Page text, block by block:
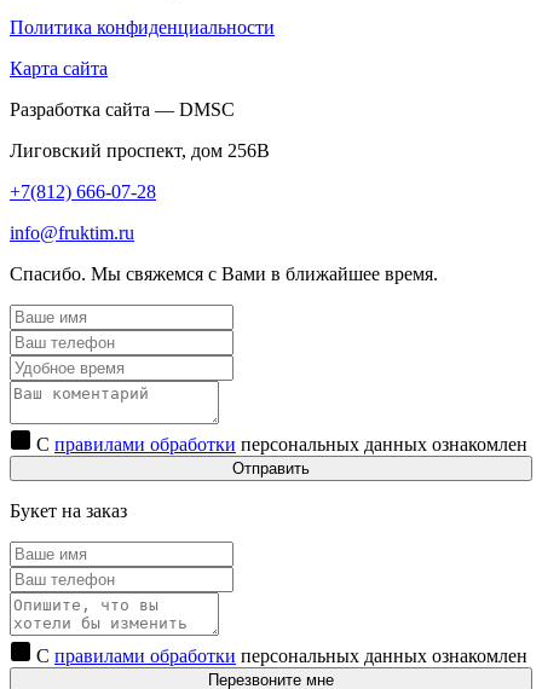
Политика конфиденциальности
Карта сайта
Разработка сайта — DMSC
Лиговский проспект, дом 256В
+7(812) 666-07-28
info@fruktim.ru
Спасибо. Мы свяжемся с Вами в ближайшее время.
С правилами обработки персональных данных ознакомлен
Отправить
Букет на заказ
С правилами обработки персональных данных ознакомлен
Перезвоните мне